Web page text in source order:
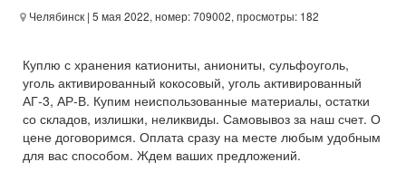
Челябинск | 5 мая 2022, номер: 709002, просмотры: 182
Куплю с хранения катиониты, аниониты, сульфоуголь,
уголь активированный кокосовый, уголь активированный
АГ-3, АР-В. Купим неиспользованные материалы, остатки
со складов, излишки, неликвиды. Самовывоз за наш счет. О
цене договоримся. Оплата сразу на месте любым удобным
для вас способом. Ждем ваших предложений.